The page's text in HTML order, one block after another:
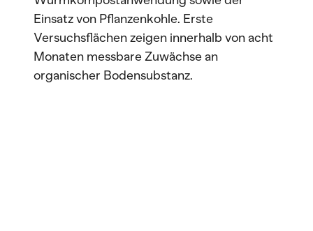
Einsatz von Pflanzenkohle. Erste
Versuchsflächen zeigen innerhalb von acht
Monaten messbare Zuwächse an
organischer Bodensubstanz.